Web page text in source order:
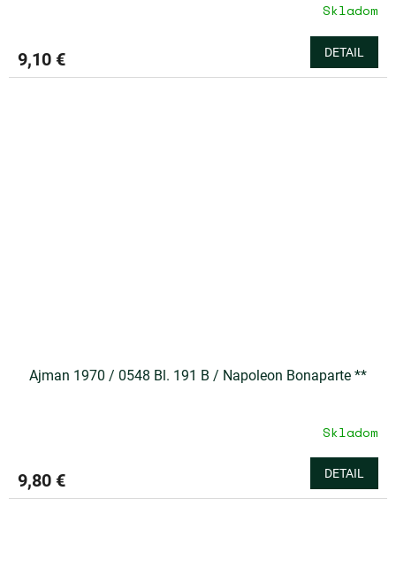
Skladom
9,10 € DETAIL
Ajman 1970 / 0548 Bl. 191 B / Napoleon Bonaparte **
Skladom
9,80 € DETAIL